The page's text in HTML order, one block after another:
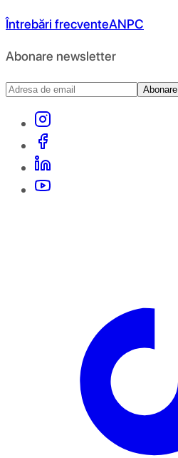
Întrebări frecventeANPC
Abonare newsletter
Abonare